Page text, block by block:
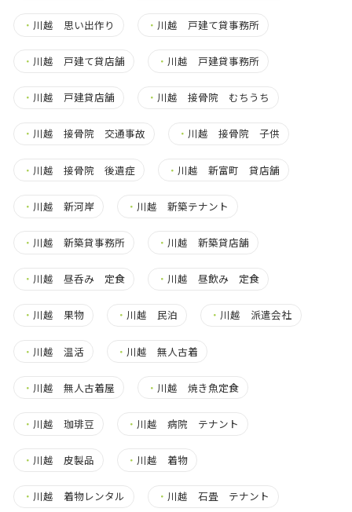
・ 川越 思い出作り ・ 川越 戸建て貸事務所
・ 川越 戸建て貸店舗 ・ 川越 戸建貸事務所
・ 川越 戸建貸店舗 ・ 川越 接骨院 むちうち
・ 川越 接骨院 交通事故 ・ 川越 接骨院 子供
・ 川越 接骨院 後遺症 ・ 川越 新富町 貸店舗
・ 川越 新河岸 ・ 川越 新築テナント
・ 川越 新築貸事務所 ・ 川越 新築貸店舗
・ 川越 昼呑み 定食 ・ 川越 昼飲み 定食
・ 川越 果物 ・ 川越 民泊 ・ 川越 派遣会社
・ 川越 温活 ・ 川越 無人古着
・ 川越 無人古着屋 ・ 川越 焼き魚定食
・ 川越 珈琲豆 ・ 川越 病院 テナント
・ 川越 皮製品 ・ 川越 着物
・ 川越 着物レンタル ・ 川越 石畳 テナント